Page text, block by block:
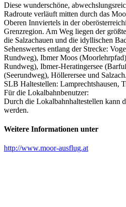
Diese wunderschöne,
Radroute verläuft mitten durch das
Oberen Innviertels in der
Grenzregion. Am Weg liegen der
die Salzachauen und die idyllischen
Sehenswertes entlang der Strecke:
Rundweg), Ibmer Moos
Rundweg), Ibmer-Heratingersee
(Seerundweg), Höllerersee und Salzach.
SLB Haltestellen: Lamprechtshausen,
Für die Lokalbahnbenutzer:
Durch die Lokalbahnhaltestellen kann
werden.
Weitere Informationen unter
http://www.moor-ausflug.at